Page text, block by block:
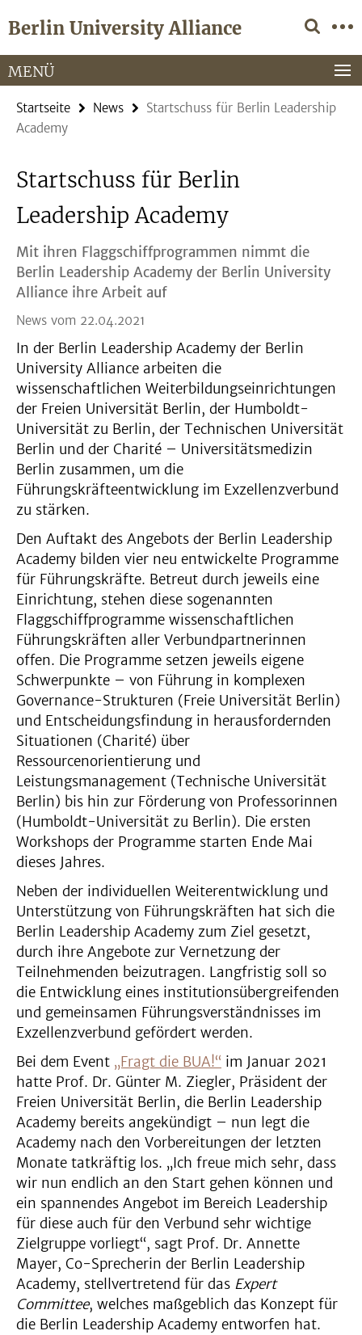
direkt
Inhalt
Berlin University Alliance
Service-
Navigation
MENÜ
Startseite News
Startschuss für Berlin Leadership
Academy
Startschuss für Berlin
Leadership Academy
Mit ihren Flaggschiffprogrammen nimmt die
Berlin Leadership Academy der Berlin University
Alliance ihre Arbeit auf
News vom 22.04.2021
In der Berlin Leadership Academy der Berlin
University Alliance arbeiten die
wissenschaftlichen Weiterbildungseinrichtungen
der Freien Universität Berlin, der Humboldt-
Universität zu Berlin, der Technischen Universität
Berlin und der Charité – Universitätsmedizin
Berlin zusammen, um die
Führungskräfteentwicklung im Exzellenzverbund
zu stärken.
Den Auftakt des Angebots der Berlin Leadership
Academy bilden vier neu entwickelte Programme
für Führungskräfte. Betreut durch jeweils eine
Einrichtung, stehen diese sogenannten
Flaggschiffprogramme wissenschaftlichen
Führungskräften aller Verbundpartnerinnen
offen. Die Programme setzen jeweils eigene
Schwerpunkte – von Führung in komplexen
Governance-Strukturen (Freie Universität Berlin)
und Entscheidungsfindung in herausfordernden
Situationen (Charité) über
Ressourcenorientierung und
Leistungsmanagement (Technische Universität
Berlin) bis hin zur Förderung von Professorinnen
(Humboldt-Universität zu Berlin). Die ersten
Workshops der Programme starten Ende Mai
dieses Jahres.
Neben der individuellen Weiterentwicklung und
Unterstützung von Führungskräften hat sich die
Berlin Leadership Academy zum Ziel gesetzt,
durch ihre Angebote zur Vernetzung der
Teilnehmenden beizutragen. Langfristig soll so
die Entwicklung eines institutionsübergreifenden
und gemeinsamen Führungsverständnisses im
Exzellenzverbund gefördert werden.
Bei dem Event „Fragt die BUA!“ im Januar 2021
hatte Prof. Dr. Günter M. Ziegler, Präsident der
Freien Universität Berlin, die Berlin Leadership
Academy bereits angekündigt – nun legt die
Academy nach den Vorbereitungen der letzten
Monate tatkräftig los. „Ich freue mich sehr, dass
wir nun endlich an den Start gehen können und
ein spannendes Angebot im Bereich Leadership
für diese auch für den Verbund sehr wichtige
Zielgruppe vorliegt“, sagt Prof. Dr. Annette
Mayer, Co-Sprecherin der Berlin Leadership
Academy, stellvertretend für das Expert
Committee, welches maßgeblich das Konzept für
die Berlin Leadership Academy entworfen hat.